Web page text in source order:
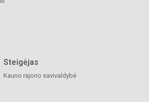
Steigėjas
Kauno rajono savivaldybė